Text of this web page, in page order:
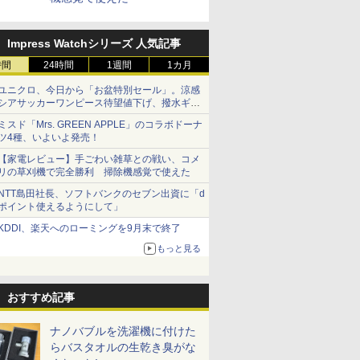
Impress Watchシリーズ 人気記事
24時間 1週間 1カ月
ニクロ、今日から「お盆特別セール」。涼感
アサッカーワンピース待望値下げ、撥水ギア
ョーツは1990円に
スド「Mrs. GREEN APPLE」のコラボドーナ
4種、いよいよ発売！
家電レビュー】手ごわい雑草との戦い、コメ
の草刈機で完全勝利 掃除機感覚で使えた
島田社長、ソフトバンクのセブン出資に「d
イント使えるようにして」
、楽天へのローミングを9月末で終了
もっと見る
おすすめ記事
ナノバブルを洗濯機に付けた
らバスタオルの生乾き臭がな